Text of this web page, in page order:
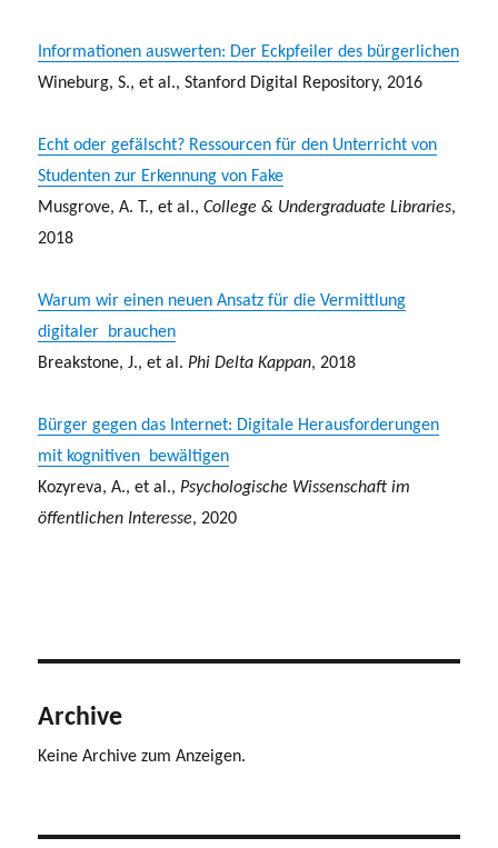
Informationen auswerten: Der Eckpfeiler des bürgerlichen
Wineburg, S., et al., Stanford Digital Repository, 2016
Echt oder gefälscht? Ressourcen für den Unterricht von
Studenten zur Erkennung von Fake
Musgrove, A. T., et al.,College & Undergraduate Libraries,
2018
Warum wir einen neuen Ansatz für die Vermittlung
digitaler brauchen
Breakstone, J., et al.Phi Delta Kappan, 2018
Bürger gegen das Internet: Digitale Herausforderungen
mit kognitiven bewältigen
Kozyreva, A., et al.,Psychologische Wissenschaft im
öffentlichen Interesse, 2020
Archive
Keine Archive zum Anzeigen.